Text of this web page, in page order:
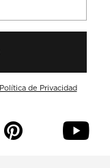
Política de Privacidad
p y